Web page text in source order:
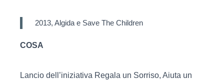
2013, Algida e Save The Children
COSA
Lancio dell’iniziativa Regala un Sorriso, Aiuta un